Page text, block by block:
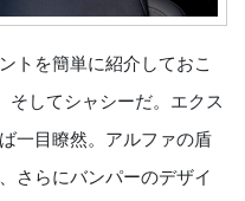
トを簡単に紹介しておこ
そしてシャシーだ。エクス
一目瞭然。アルファの盾
さらにバンパーのデザイ